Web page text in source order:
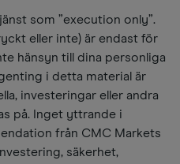
som ”execution only”.
eller inte) är endast för
hänsyn till dina personliga
i detta material är
investeringar eller andra
på. Inget yttrande i
från CMC Markets
säkerhet,